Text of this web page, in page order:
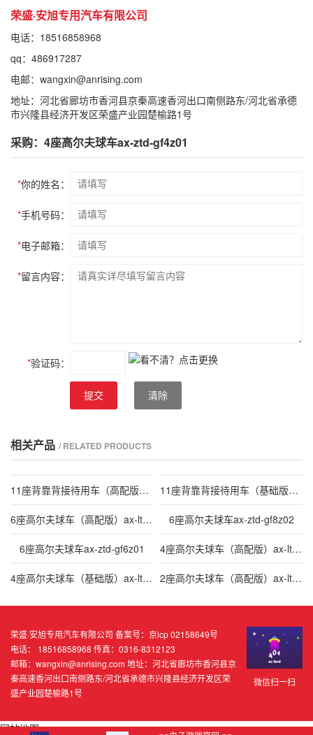
荣盛·安旭专用汽车有限公司
电话：18516858968
qq：486917287
电邮： wangxin@anrising.com
地址：河北省廊坊市香河县京秦高速香河出口南侧路东/河北省承德
市兴隆县经济开发区荣盛产业园楚榆路1号
采购：4座高尔夫球车ax-ztd-gf4z01
*你的姓名：
*手机号码：
*电子邮箱：
*留言内容：
*验证码：
提交 清除
相关产品 / RELATED PRODUCTS
11座背靠背接待用车（高配版）ax-ltd-jd11z01h 11座背靠背接待用车（基础版）ax-ltd-jd11z01j
6座高尔夫球车（高配版）ax-ltd-gf6zh02h 6座高尔夫球车ax-ztd-gf8z02
6座高尔夫球车ax-ztd-gf6z01 4座高尔夫球车（高配版）ax-ltd-gf4zh02h
4座高尔夫球车（基础版）ax-ltd-gf4zj02j 2座高尔夫球车（高配版）ax-ltd-gf2zh02h
微信扫一扫
荣盛·安旭专用汽车有限公司 备案号：京icp 02158649号
电话： 18516858968 传真：0316-8312123
邮箱： wangxin@anrising.com 地址：河北省廊坊市香河县京
秦高速香河出口南侧路东/河北省承德市兴隆县经济开发区荣
盛产业园楚榆路1号
网站地图